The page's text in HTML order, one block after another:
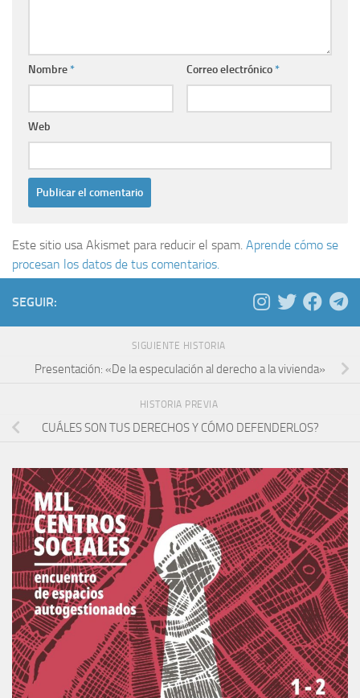
Nombre* Correo electrónico*
Web
Este sitio usa Akismet para reducir el spam. Aprende cómo se
procesan los datos de tus comentarios.
SEGUIR:
SIGUIENTE HISTORIA
Presentación: «De la especulación al derecho a la vivienda»
HISTORIA PREVIA
CUÁLES SON TUS DERECHOS Y CÓMO DEFENDERLOS?